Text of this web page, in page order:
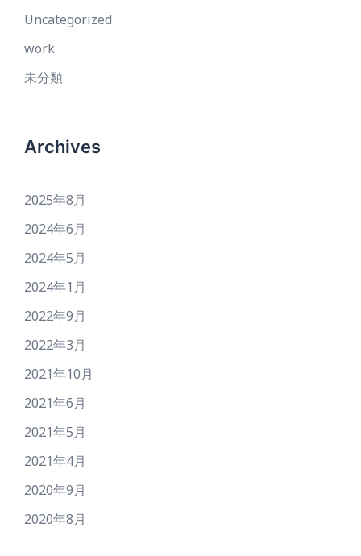
Uncategorized
work
未分類
Archives
2025年8月
2024年6月
2024年5月
2024年1月
2022年9月
2022年3月
2021年10月
2021年6月
2021年5月
2021年4月
2020年9月
2020年8月